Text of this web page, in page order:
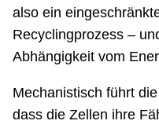
also ein
Recyclingprozess –
Abhängigkeit vom
Mechanistisch führt
dass die Zellen ihre